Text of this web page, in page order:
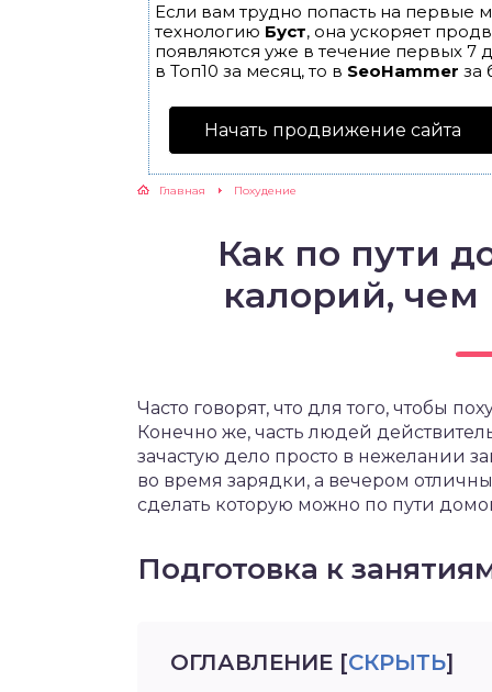
Если вам трудно попасть на первые
технологию Буст, она ускоряет
появляются уже в течение первых 7
в Топ10 за месяц, то в SeoHammer за
Начать продвижение сайта
Главная Похудение
Как по пути
калорий, чем
Часто говорят, что для того, чтобы
Конечно же, часть людей
зачастую дело просто в нежелании
во время зарядки, а вечером
сделать которую можно по пути
Подготовка к
ОГЛАВЛЕНИЕ [СКРЫТЬ]